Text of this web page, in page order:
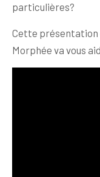
particulières?
Cette présentation
Morphée va vous